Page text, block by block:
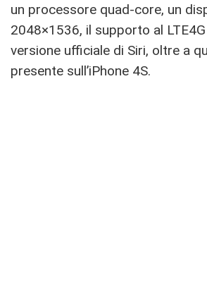
un processore quad-core, un
2048×1536, il supporto al
versione ufficiale di Siri, oltre a
presente sull’iPhone 4S.